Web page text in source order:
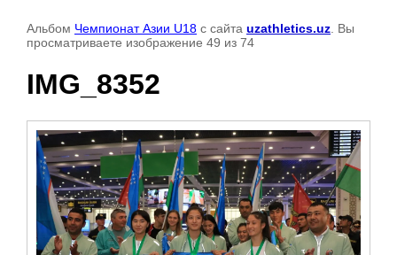
Альбом Чемпионат Азии U18 с сайта uzathletics.uz . Вы
просматриваете изображение 49 из 74
IMG_8352